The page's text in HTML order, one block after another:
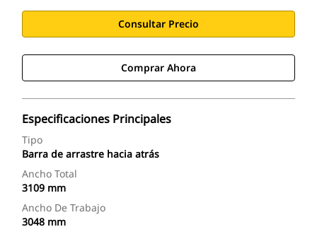
Consultar Precio
Comprar Ahora
Especificaciones Principales
Tipo
Barra de arrastre hacia atrás
Ancho Total
3109 mm
Ancho De Trabajo
3048 mm